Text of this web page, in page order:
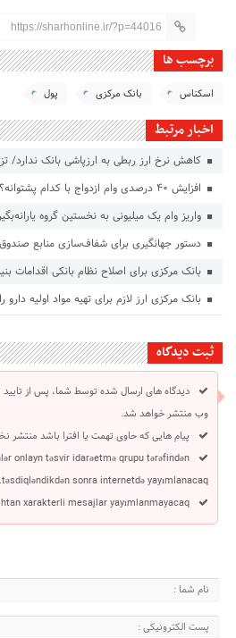
https://sharhonline.ir/?p=44016
برچسب ها
اسکناس بانک مرکزی پول
اخبار مرتبط
کاهش نرخ ارز ربطی به ارزپاشی بانک ندارد/ تزریق
افزایش ۴۰ درصدی وام ازدواج با کدام پشتوانه؟
واریز وام یک میلیونی به نخستین گروه
دستور جهانگیری برای شفاف‌سازی منابع صندوق
بانک مرکزی برای اصلاح نظام بانکی اقدامات
بانک مرکزی ارز لازم برای تهیه مواد اولیه دارو
ثبت دیدگاه
دیدگاه های ارسال شده توسط شما، پس از
وب منتشر خواهد شد.
پیام هایی که حاوی تهمت یا افترا باشد منتشر
onlayn təsvir idarəetmə qrupu tərəfindən
təsdiqləndikdən sonra internetdə yayımlanacaq.
xarakterli mesajlar yayımlanmayacaq.